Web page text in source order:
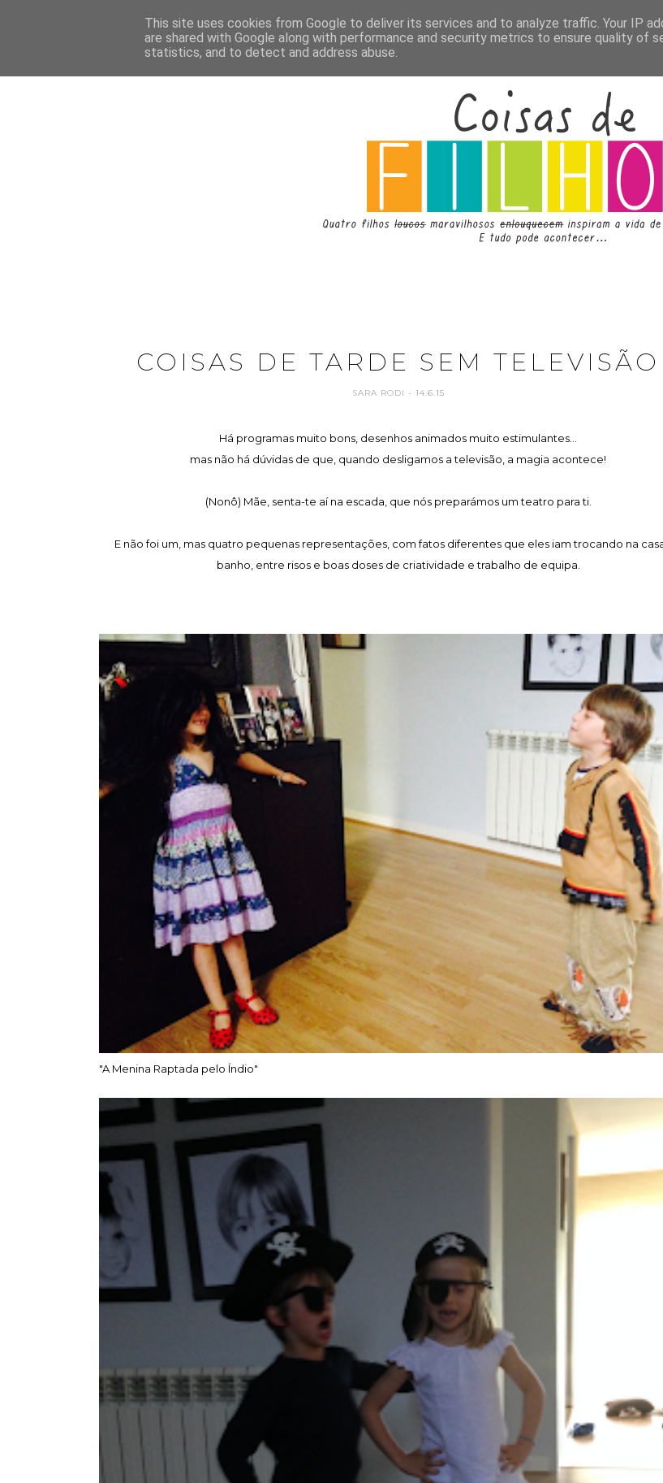
COISAS DE TARDE SEM TELEVISÃO
SARA RODI - 14.6.15
Há programas muito bons, desenhos animados muito estimulantes...
mas não há dúvidas de que, quando desligamos a televisão, a magia acontece!
(Nonô) Mãe, senta-te aí na escada, que nós preparámos um teatro para ti.
E não foi um, mas quatro pequenas representações, com fatos diferentes que eles iam trocando na
banho, entre risos e boas doses de criatividade e trabalho de equipa.
"A Menina Raptada pelo Índio"
This site uses cookies from Google to deliver its services and to analyze traffic. Your IP
are shared with Google along with performance and security metrics to ensure quality of
statistics, and to detect and address abuse.